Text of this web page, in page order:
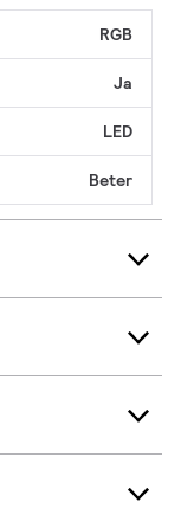
RGB
Ja
LED
Beter